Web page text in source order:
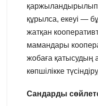
құрылса, екеуі —
жатқан
мамандары
жобаға
көпшілікке
Сандарды